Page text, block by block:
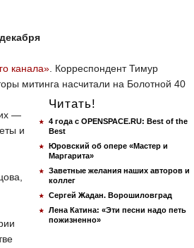
канала» . Корреспондент Тимур
митинга насчитали на Болотной 40
Читать!
4 года с OPENSPACE.RU: Best of the
Best
Юровский об опере «Мастер и
Маргарита»
Заветные желания наших авторов и
коллег
Сергей Жадан. Ворошиловград
Лена Катина: «Эти песни надо петь
пожизненно»
—
и